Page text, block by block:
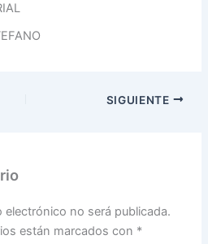
SIGUIENTE
electrónico no será publicada.
están marcados con *